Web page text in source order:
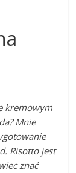
kremowym
Mnie
Risotto jest
znać